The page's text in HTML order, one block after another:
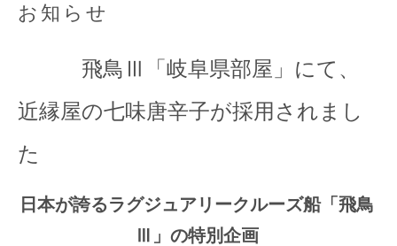
お知らせ
飛鳥Ⅲ「岐阜県部屋」にて、
近縁屋の七味唐辛子が採用されまし
た
日本が誇るラグジュアリークルーズ船「飛鳥
Ⅲ」の特別企画